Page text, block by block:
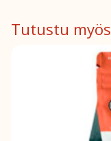
Tutustu myös